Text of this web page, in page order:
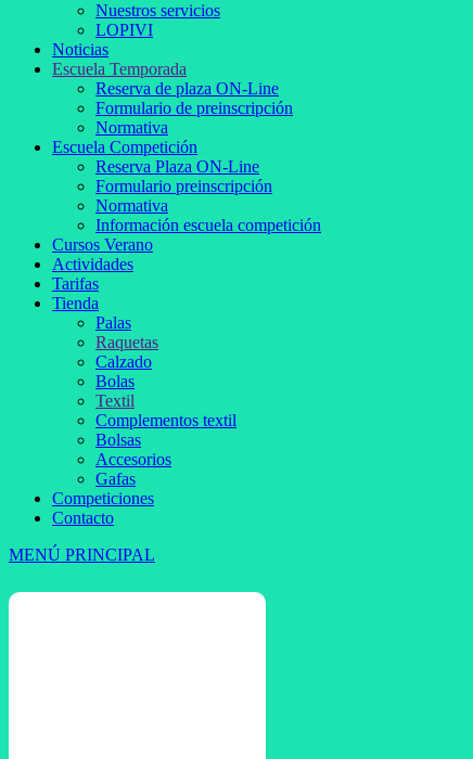
Nuestros servicios
LOPIVI
Noticias
Escuela Temporada
Reserva de plaza ON-Line
Formulario de preinscripción
Normativa
Escuela Competición
Reserva Plaza ON-Line
Formulario preinscripción
Normativa
Información escuela competición
Cursos Verano
Actividades
Tarifas
Tienda
Palas
Raquetas
Calzado
Bolas
Textil
Complementos textil
Bolsas
Accesorios
Gafas
Competiciones
Contacto
MENÚ PRINCIPAL